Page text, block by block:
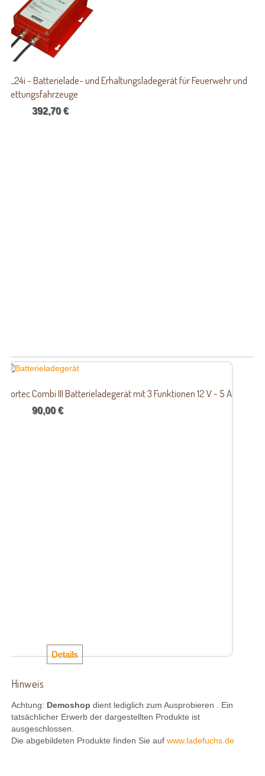
Details
EL24i - Batterielade- und Erhaltungsladegerät für Feuerwehr und
Rettungsfahrzeuge
392,70 €
Details
Nortec Combi III Batterieladegerät mit 3 Funktionen 12 V - 5 A
90,00 €
Details
Hinweis
Achtung: Demoshop dient lediglich zum Ausprobieren . Ein
tatsächlicher Erwerb der dargestellten Produkte ist
ausgeschlossen.
Die abgebildeten Produkte finden Sie auf www.ladefuchs.de